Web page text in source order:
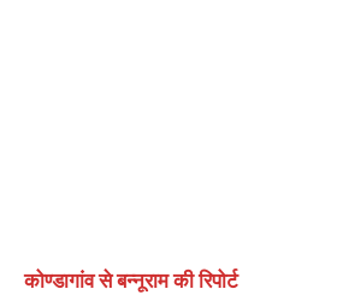
कोण्डागांव से बन्नूराम की रिपोर्ट